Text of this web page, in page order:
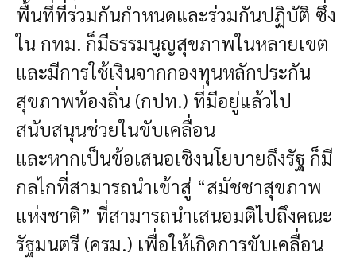
พื้นที่ที่ร่วมกันกำหนดและร่วมกันปฏิบัติ ซึ่ง
ใน กทม. ก็มีธรรมนูญสุขภาพในหลายเขต
และมีการใช้เงินจากกองทุนหลักประกัน
สุขภาพท้องถิ่น (กปท.) ที่มีอยู่แล้วไป
สนับสนุนช่วยในขับเคลื่อน
และหากเป็นข้อเสนอเชิงนโยบายถึงรัฐ ก็มี
กลไกที่สามารถนำเข้าสู่ “สมัชชาสุขภาพ
แห่งชาติ” ที่สามารถนำเสนอมติไปถึงคณะ
รัฐมนตรี (ครม.) เพื่อให้เกิดการขับเคลื่อน